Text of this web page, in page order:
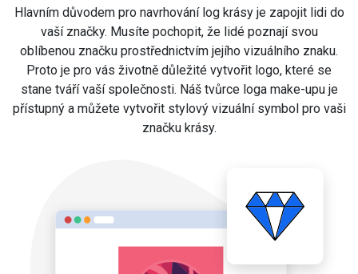
Hlavním důvodem pro navrhování log krásy je zapojit lidi do
vaší značky. Musíte pochopit, že lidé poznají svou
oblíbenou značku prostřednictvím jejího vizuálního znaku.
Proto je pro vás životně důležité vytvořit logo, které se
stane tváří vaší společnosti. Náš tvůrce loga make-upu je
přístupný a můžete vytvořit stylový vizuální symbol pro vaši
značku krásy.